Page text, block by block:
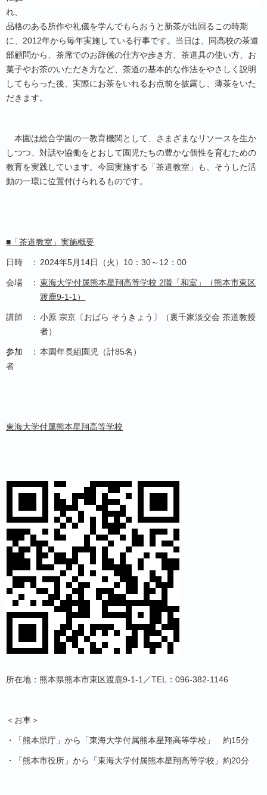
れ、
品格のある所作や礼儀を学んでもらおうと新茶が出回るこの時期
に、2012年から毎年実施している行事です。当日は、同高校の茶道
部顧問から、茶席でのお辞儀の仕方や歩き方、茶道具の使い方、お
菓子やお茶のいただき方など、茶道の基本的な作法をやさしく説明
してもらった後、実際にお茶をいれるお点前を披露し、薄茶をいた
だきます。
本園は総合学園の一教育機関として、さまざまなリソースを生か
しつつ、対話や協働をとおして園児たちの豊かな個性を育むための
教育を実践しています。今回実施する「茶道教室」も、そうした活
動の一環に位置付けられるものです。
■「茶道教室」実施概要
日時 ： 2024年5月14日（火）10：30～12：00
会場 ： 東海大学付属熊本星翔高等学校 2階「和室」（熊本市東区
渡鹿9-1-1 ）
講師 ： 小原 宗京〔おばら そうきょう〕（裏千家淡交会 茶道教授
者）
参加
者
： 本園年長組園児（計85名）
東海大学付属熊本星翔高等学校
所在地：熊本県熊本市東区渡鹿9-1-1／TEL：096-382-1146
＜お車＞
・「熊本県庁」から「東海大学付属熊本星翔高等学校」 約15分
・「熊本市役所」から「東海大学付属熊本星翔高等学校」約20分